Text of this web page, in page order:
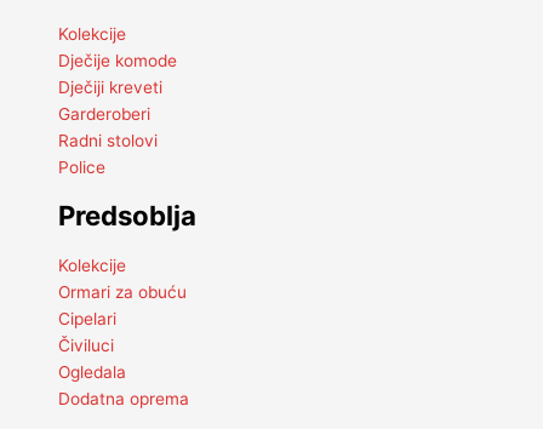
Kolekcije
Dječije komode
Dječiji kreveti
Garderoberi
Radni stolovi
Police
Predsoblja
Kolekcije
Ormari za obuću
Cipelari
Čiviluci
Ogledala
Dodatna oprema